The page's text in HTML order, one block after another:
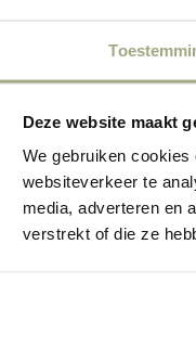
Deze website maakt
We gebruiken
websiteverkeer te
media, adverteren en
verstrekt of die ze
Gelet op de 50-50
hebben. Dit kan
efficiënte
doorslaggevende
willen worden